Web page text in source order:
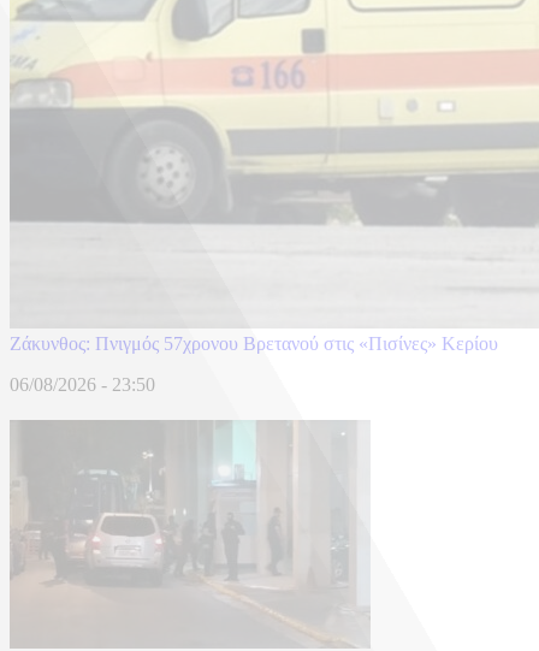
Ζάκυνθος: Πνιγμός 57χρονου Βρετανού στις «Πισίνες» Κερίου
06/08/2026 - 23:50